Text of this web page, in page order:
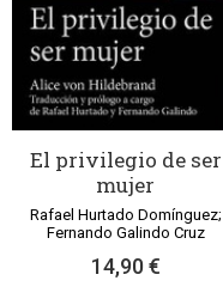
El privilegio de ser
mujer
Rafael Hurtado Domínguez;
Fernando Galindo Cruz
14,90 €